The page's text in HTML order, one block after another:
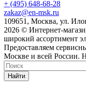
+ (495) 648-68-28
zakaz@en-msk.ru
109651, Москва, ул.
2026 © Интернет-
широкий ассортимент
Предоставляем
Москве и всей России.
Найти